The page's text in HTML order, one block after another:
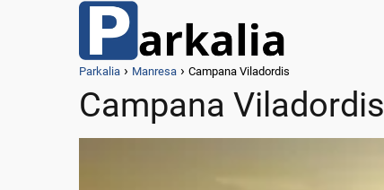
Parkalia Manresa Campana Viladordis
Campana Viladordis